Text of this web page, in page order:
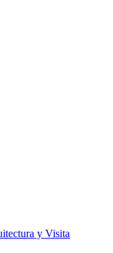
y Visita